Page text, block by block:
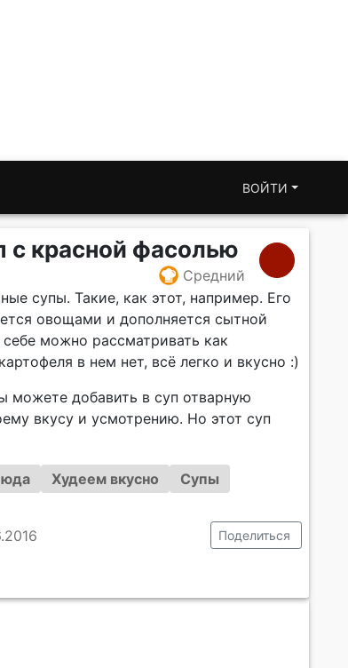
ВОЙТИ
с красной фасолью
Средний
супы. Такие, как этот, например. Его
овощами и дополняется сытной
можно рассматривать как
в нем нет, всё легко и вкусно :)
можете добавить в суп отварную
вкусу и усмотрению. Но этот суп
Худеем вкусно
Супы
Поделиться